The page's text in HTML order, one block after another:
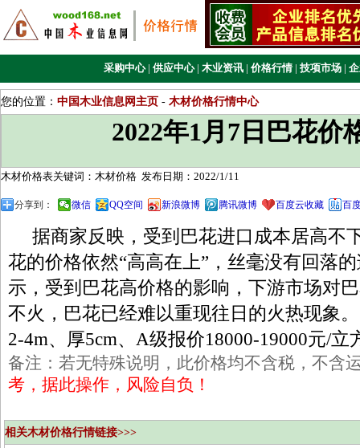
采购中心 | 供应中心 | 木业资讯 | 价格行情 | 技项市场 |
您的位置： 中国木业信息网主页 - 木材价格行情中心
2022年1月7日巴花价
木材价格表关键词：木材价格 发布日期：2022/1/11
分享到： 微信 QQ空间 新浪微博 腾讯微博 百度云收藏 百
据商家反映，受到巴花进口成本居高不
花的价格依然“高高在上”，丝毫没有回落
示，受到巴花高价格的影响，下游市场对
不火，巴花已经难以重现往日的火热现象
2-4m、厚5cm、A级报价18000-19000元/立
备注：若无特殊说明，此价格均不含税，不含
考，据此操作，风险自负！
相关木材价格行情链接>>>